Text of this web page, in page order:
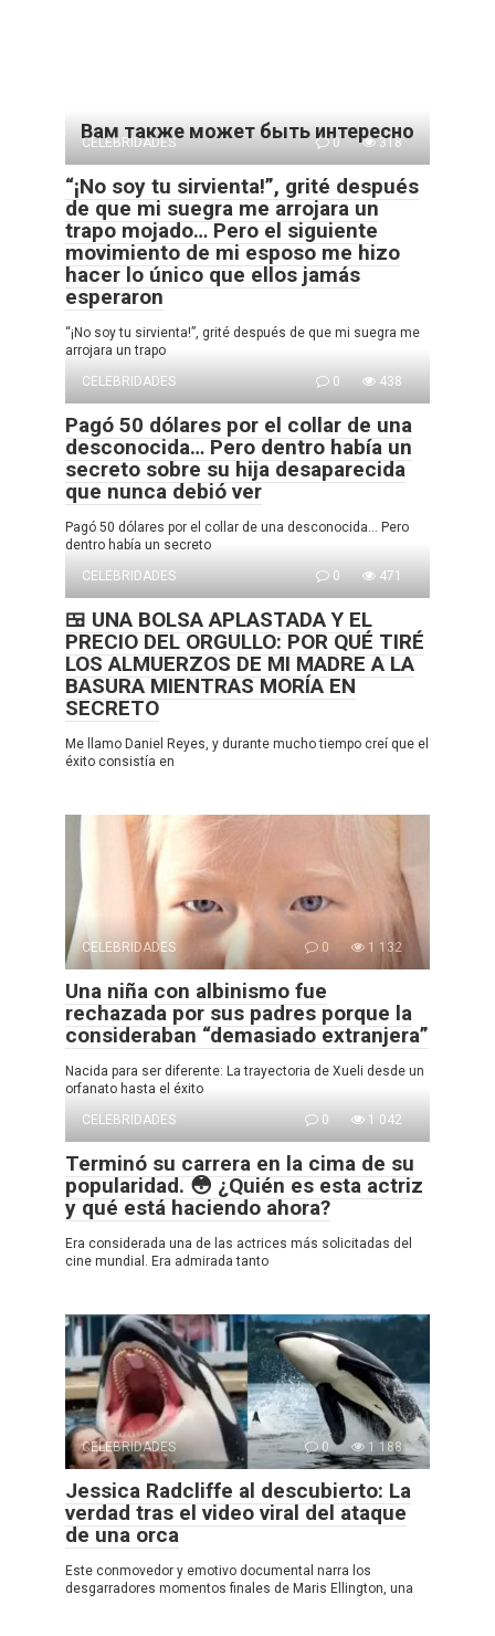
Вам также может быть интересно
CELEBRIDADES 0 318
“¡No soy tu sirvienta!”, grité después
de que mi suegra me arrojara un
trapo mojado… Pero el siguiente
movimiento de mi esposo me hizo
hacer lo único que ellos jamás
esperaron
“¡No soy tu sirvienta!”, grité después de que mi suegra me
arrojara un trapo
CELEBRIDADES
0 438
Pagó 50 dólares por el collar de una
desconocida… Pero dentro había un
secreto sobre su hija desaparecida
que nunca debió ver
Pagó 50 dólares por el collar de una desconocida… Pero
dentro había un secreto
CELEBRIDADES
0 471
🍱 UNA BOLSA APLASTADA Y EL
PRECIO DEL ORGULLO: POR QUÉ TIRÉ
LOS ALMUERZOS DE MI MADRE A LA
BASURA MIENTRAS MORÍA EN
SECRETO
Me llamo Daniel Reyes, y durante mucho tiempo creí que el
éxito consistía en
CELEBRIDADES 0 1 132
Una niña con albinismo fue
rechazada por sus padres porque la
consideraban “demasiado extranjera”
Nacida para ser diferente: La trayectoria de Xueli desde un
orfanato hasta el éxito
CELEBRIDADES
0 1 042
Terminó su carrera en la cima de su
popularidad. 😳 ¿Quién es esta actriz
y qué está haciendo ahora?
Era considerada una de las actrices más solicitadas del
cine mundial. Era admirada tanto
CELEBRIDADES 0 1 188
Jessica Radcliffe al descubierto: La
verdad tras el video viral del ataque
de una orca
Este conmovedor y emotivo documental narra los
desgarradores momentos finales de Maris Ellington, una